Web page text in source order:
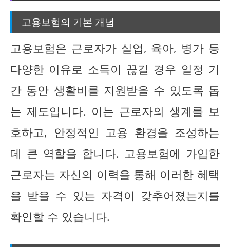
고용보험의 기본 개념
고용보험은 근로자가 실업, 육아, 병가 등
다양한 이유로 소득이 끊길 경우 일정 기
간 동안 생활비를 지원받을 수 있도록 돕
는 제도입니다. 이는 근로자의 생계를 보
호하고, 안정적인 고용 환경을 조성하는
데 큰 역할을 합니다. 고용보험에 가입한
근로자는 자신의 이력을 통해 이러한 혜택
을 받을 수 있는 자격이 갖추어졌는지를
확인할 수 있습니다.